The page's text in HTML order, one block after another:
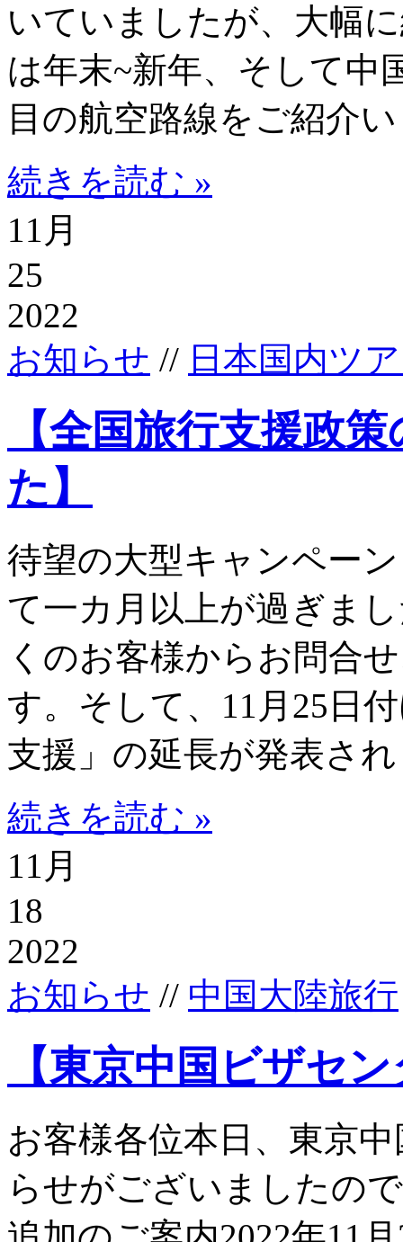
いていましたが、大幅
は年末~新年、そして中
目の航空路線をご紹介
続きを読む »
11月
25
2022
お知らせ // 日本国内ツ
【全国旅行支援政
た】
待望の大型キャンペー
て一カ月以上が過ぎま
くのお客様からお問合
す。そして、11月25日
支援」の延長が発表さ
続きを読む »
11月
18
2022
お知らせ // 中国大陸旅行
【東京中国ビザセ
お客様各位本日、東京
らせがございましたの